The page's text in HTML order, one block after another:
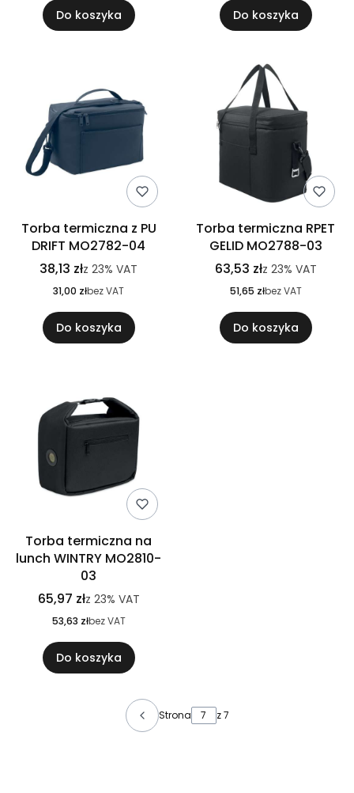
Do koszyka Do koszyka
Torba termiczna z PU
DRIFT MO2782-04
38,13 złz 23% VAT
31,00 złbez VAT
Do koszyka
Torba termiczna RPET
GELID MO2788-03
63,53 złz 23% VAT
51,65 złbez VAT
Do koszyka
Torba termiczna na
lunch WINTRY MO2810-
03
65,97 złz 23% VAT
53,63 złbez VAT
Do koszyka
Strona z 7